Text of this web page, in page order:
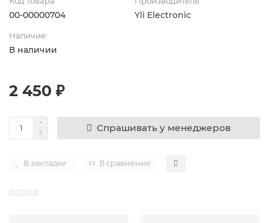
00-00000704 Yli Electronic
Наличие:
В наличии
2 450 ₽
Спрашивать у менеджеров
В закладки В сравнение